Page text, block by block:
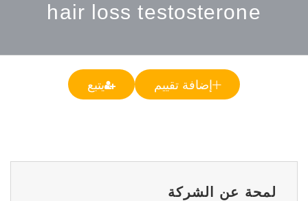
hair loss testosterone
إضافة تقييم يتبع
لمحة عن الشركة